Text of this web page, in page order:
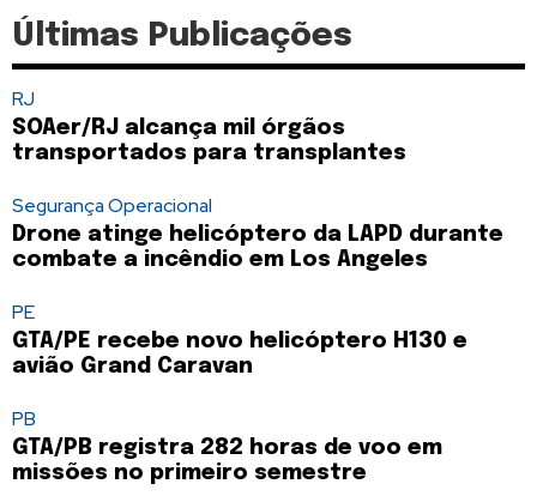
Últimas Publicações
RJ
SOAer/RJ alcança mil órgãos
transportados para transplantes
Segurança Operacional
Drone atinge helicóptero da LAPD durante
combate a incêndio em Los Angeles
PE
GTA/PE recebe novo helicóptero H130 e
avião Grand Caravan
PB
GTA/PB registra 282 horas de voo em
missões no primeiro semestre